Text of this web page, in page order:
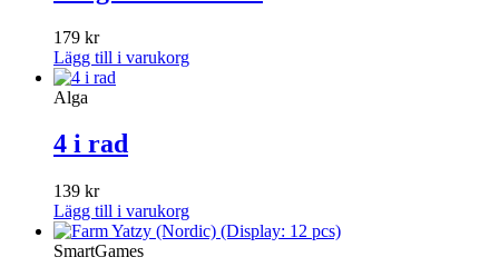
179 kr
Lägg till i varukorg
Alga
4 i rad
139 kr
Lägg till i varukorg
SmartGames